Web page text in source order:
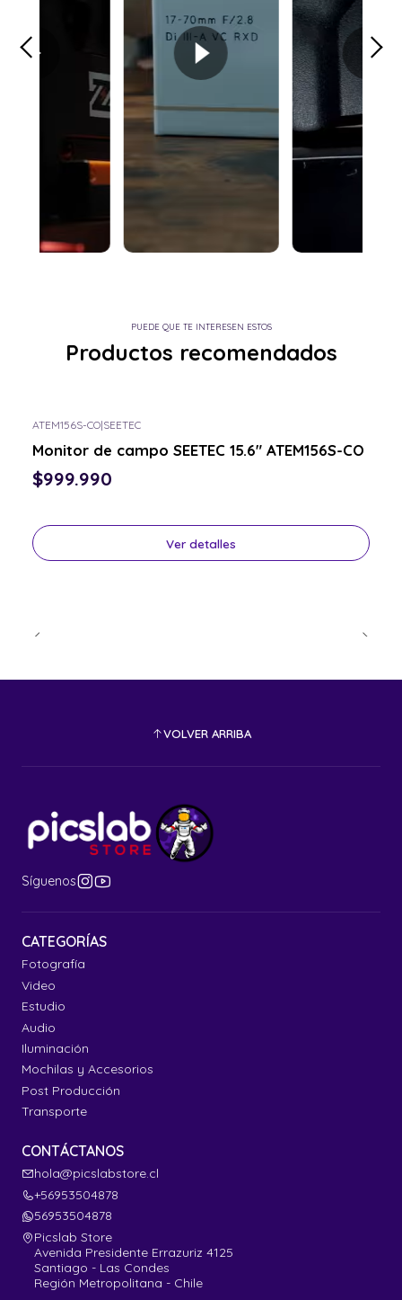
PUEDE QUE TE INTERESEN ESTOS
Productos recomendados
ATEM156S-CO|SEETEC
Monitor de campo SEETEC 15.6" ATEM156S-CO
$999.990
Ver detalles
VOLVER ARRIBA
Síguenos
CATEGORÍAS
Fotografía
Video
Estudio
Audio
Iluminación
Mochilas y Accesorios
Post Producción
Transporte
CONTÁCTANOS
hola@picslabstore.cl
+56953504878
56953504878
Picslab Store
Avenida Presidente Errazuriz 4125
Santiago - Las Condes
Región Metropolitana - Chile